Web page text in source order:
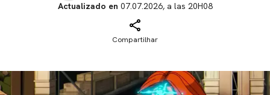
Actualizado en 07.07.2026, a las 20H08
Compartilhar